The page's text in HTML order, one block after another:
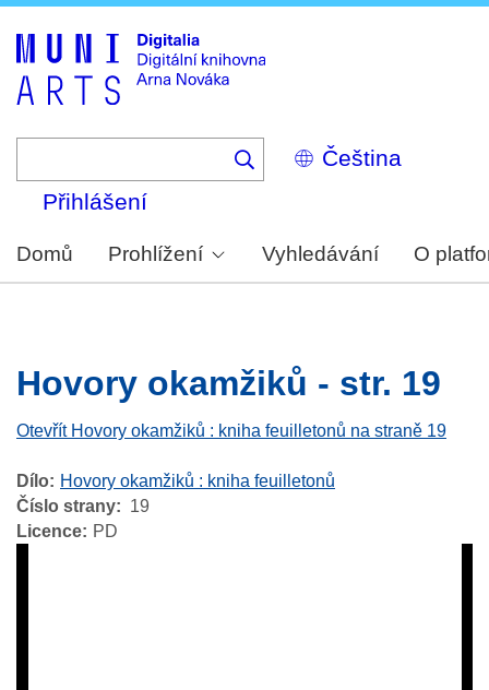
Select
your
Přihlášení
Domů Prohlížení Vyhledávání O
Hovory okamžiků - str. 19
Otevřít Hovory okamžiků : kniha feuilletonů na straně 19
Dílo
Hovory okamžiků : kniha feuilletonů
Číslo strany
19
Licence
PD